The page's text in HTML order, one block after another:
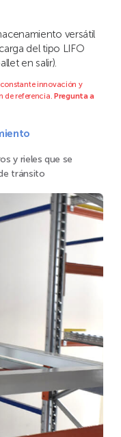
versátil
del tipo LIFO
en salir).
innovación y
de referencia. Pregunta a
y rieles que se
tránsito